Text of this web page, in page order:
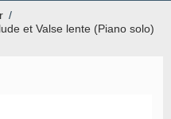
/
et Valse lente (Piano solo)